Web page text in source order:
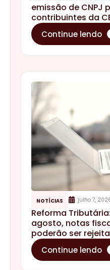
emissão de CNPJ
contribuintes da
Continue lendo
NOTÍCIAS julho 7,
Reforma
agosto, notas
poderão ser
Continue lendo